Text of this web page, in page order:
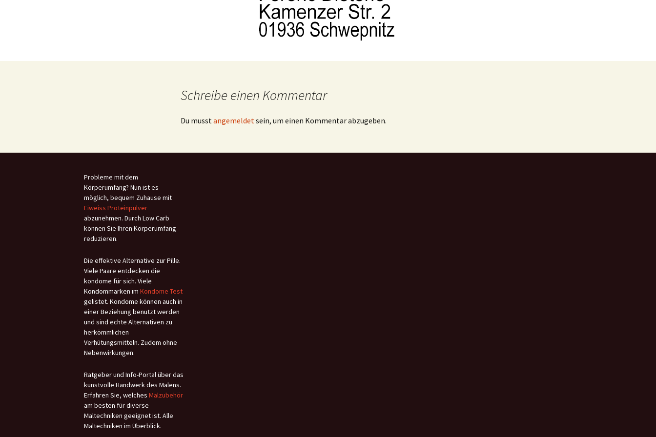
Schreibe einen Kommentar
Du musstangemeldetsein, um einen Kommentar abzugeben.
Probleme mit dem
Körperumfang? Nun ist es
möglich, bequem Zuhause mit
Eiweiss Proteinpulver
abzunehmen. Durch Low Carb
können Sie Ihren Körperumfang
reduzieren.
Die effektive Alternative zur Pille.
Viele Paare entdecken die
kondome für sich. Viele
Kondommarken im Kondome Test
gelistet. Kondome können auch in
einer Beziehung benutzt werden
und sind echte Alternativen zu
herkömmlichen
Verhütungsmitteln. Zudem ohne
Nebenwirkungen.
Ratgeber und Info-Portal über das
kunstvolle Handwerk des Malens.
Erfahren Sie, welches Malzubehör
am besten für diverse
Maltechniken geeignet ist. Alle
Maltechniken im Überblick.